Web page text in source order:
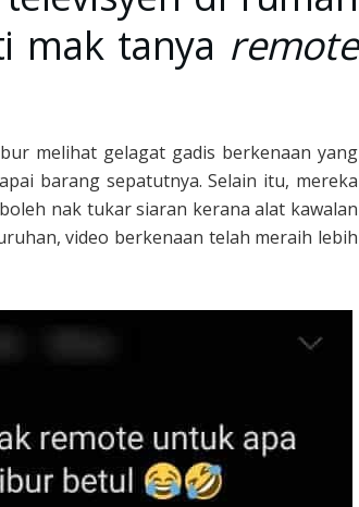
mak tanya remote
melihat gelagat gadis berkenaan yang
barang sepatutnya. Selain itu, mereka
nak tukar siaran kerana alat kawalan
video berkenaan telah meraih lebih